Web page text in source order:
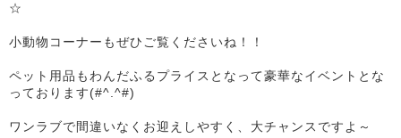
☆
小動物コーナーもぜひご覧くださいね！！
ペット用品もわんだふるプライスとなって豪華なイベントとな
っております(#^.^#)
ワンラブで間違いなくお迎えしやすく、大チャンスですよ～